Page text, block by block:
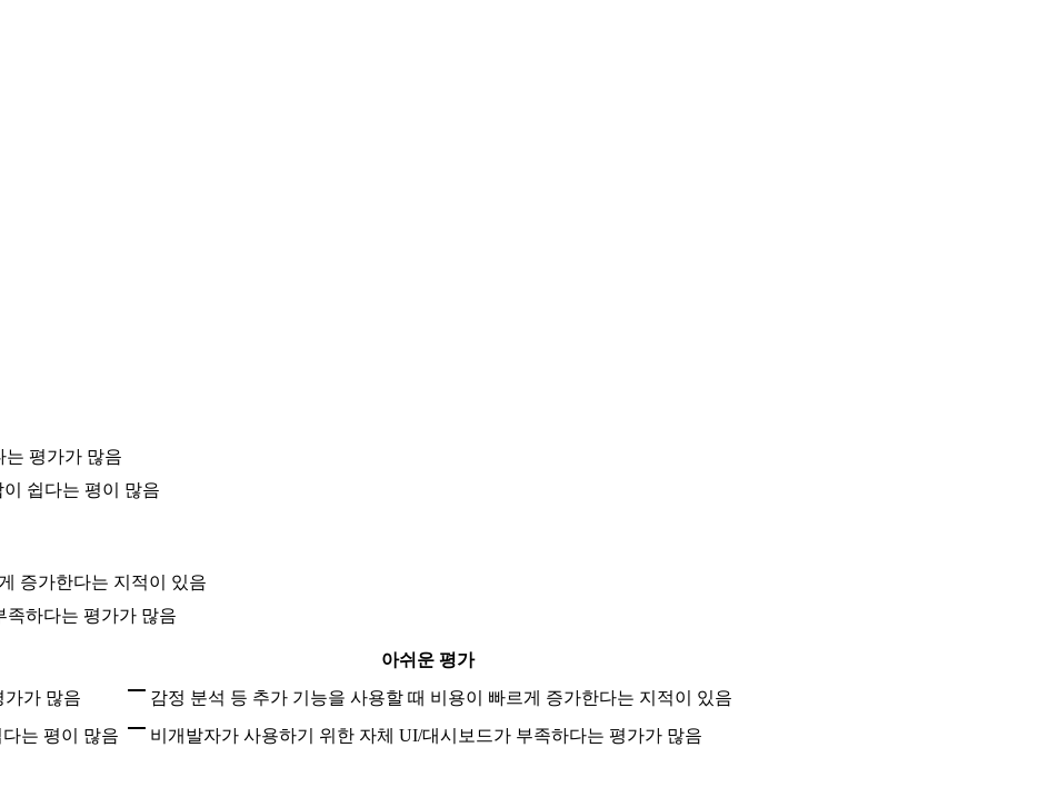
는 평가가 많음
쉽다는 평이 많음
증가한다는 지적이 있음
족하다는 평가가 많음
아쉬운 평가
가가 많음
감정 분석 등 추가 기능을 사용할 때 비용이 빠르게 증가한다는 지적이 있음
는 평이 많음
비개발자가 사용하기 위한 자체 UI/대시보드가 부족하다는 평가가 많음